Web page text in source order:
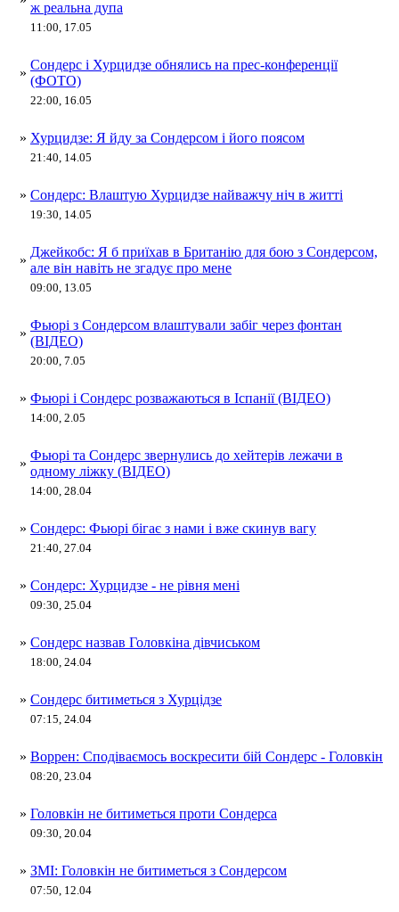
ж реальна дупа
11:00, 17.05
»
Сондерс і Хурцидзе обнялись на прес-конференції
(ФОТО)
22:00, 16.05
» Хурцидзе: Я йду за Сондерсом і його поясом
21:40, 14.05
» Сондерс: Влаштую Хурцидзе найважчу ніч в житті
19:30, 14.05
»
Джейкобс: Я б приїхав в Британію для бою з Сондерсом,
але він навіть не згадує про мене
09:00, 13.05
»
Фьюрі з Сондерсом влаштували забіг через фонтан
(ВІДЕО)
20:00, 7.05
» Фьюрі і Сондерс розважаються в Іспанії (ВІДЕО)
14:00, 2.05
»
Фьюрі та Сондерс звернулись до хейтерів лежачи в
одному ліжку (ВІДЕО)
14:00, 28.04
» Сондерс: Фьюрі бігає з нами і вже скинув вагу
21:40, 27.04
» Сондерс: Хурцидзе - не рівня мені
09:30, 25.04
» Сондерс назвав Головкіна дівчиськом
18:00, 24.04
» Сондерс битиметься з Хурцідзе
07:15, 24.04
» Воррен: Сподіваємось воскресити бій Сондерс - Головкін
08:20, 23.04
» Головкін не битиметься проти Сондерса
09:30, 20.04
» ЗМІ: Головкін не битиметься з Сондерсом
07:50, 12.04